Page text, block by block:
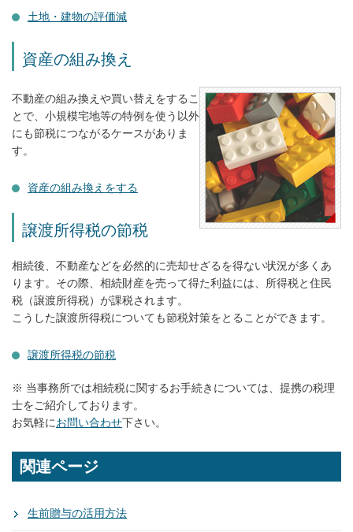
土地・建物の評価減
資産の組み換え
不動産の組み換えや買い替えをするこ
とで、小規模宅地等の特例を使う以外
にも節税につながるケースがありま
す。
資産の組み換えをする
譲渡所得税の節税
相続後、不動産などを必然的に売却せざるを得ない状況が多くあ
ります。その際、相続財産を売って得た利益には、所得税と住民
税（譲渡所得税）が課税されます。
こうした譲渡所得税についても節税対策をとることができます。
譲渡所得税の節税
※ 当事務所では相続税に関するお手続きについては、提携の税理
士をご紹介しております。
お気軽にお問い合わせ下さい。
関連ページ
生前贈与の活用方法